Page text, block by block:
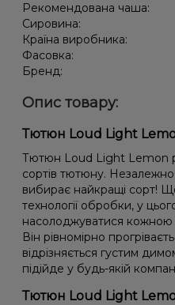
Рекомендована чаша:
Сировина:
Країна виробника:
Фасовка:
Бренд:
Опис товару:
Тютюн Loud Light
Тютюн Loud Light Lemon
сортів тютюну.
вибирає найкращі сорт!
технології обробки, у
насолоджуватися кожною
Він рівномірно
відрізняється густим
підійде у будь-якій
Тютюн Loud Light